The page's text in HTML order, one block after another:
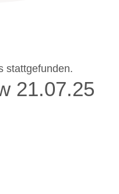
stattgefunden.
21.07.25